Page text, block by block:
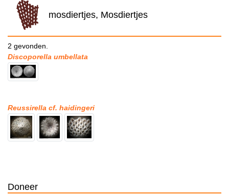
mosdiertjes, Mosdiertjes
2 gevonden.
Discoporella umbellata
Reussirella cf. haidingeri
Doneer